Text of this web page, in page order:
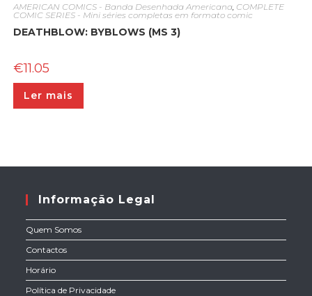
AMERICAN COMICS - Banda Desenhada Americana, COMPLETE
COMIC SERIES - Mini séries completas em formato comic
DEATHBLOW: BYBLOWS (MS 3)
€11.05
Ler mais
Informação Legal
Quem Somos
Contactos
Horário
Política de Privacidade